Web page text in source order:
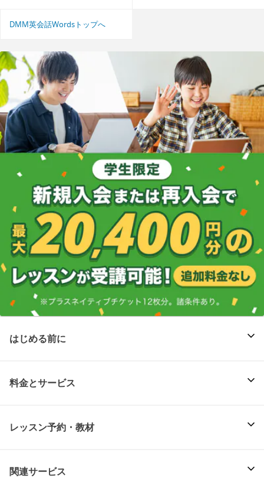
DMM英会話Wordsトップへ
はじめる前に
料金とサービス
レッスン予約・教材
関連サービス